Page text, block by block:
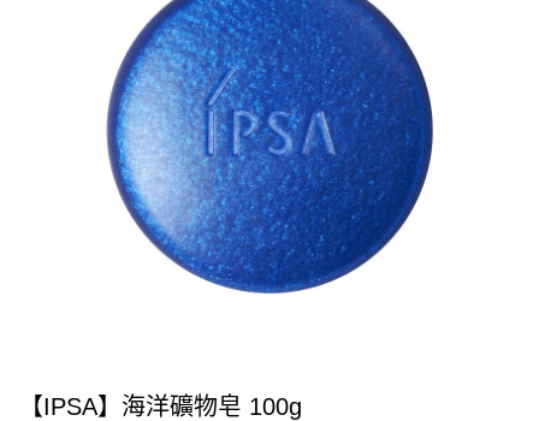
【IPSA】海洋礦物皂 100g